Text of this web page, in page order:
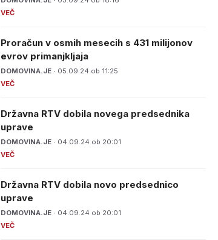
Proračun v osmih mesecih s 431 milijonov
evrov primanjkljaja
DOMOVINA.JE · 05.09.24 ob 11:25
Državna RTV dobila novega predsednika
uprave
DOMOVINA.JE · 04.09.24 ob 20:01
Državna RTV dobila novo predsednico
uprave
DOMOVINA.JE · 04.09.24 ob 20:01